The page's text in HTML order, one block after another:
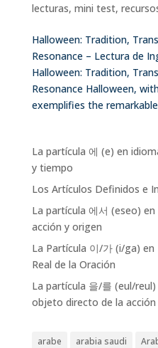
lecturas, mini test,
Halloween: Tradition,
Resonance – Lectura de
Halloween: Tradition,
Resonance Halloween,
exemplifies the
La partícula 에 (e) en
y tiempo
Los Artículos Definidos e
La partícula 에서 (eseo)
acción y origen
La Partícula 이/가 (i/ga)
Real de la Oración
La partícula 을/를 (eul/
objeto directo de la acción
arabe arabia saudi